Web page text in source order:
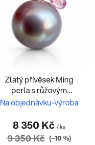
Zlatý přívěsek Ming
perla s růžovým
Safírerm
Na objednávku-výroba
8 350 Kč / ks
9 350 Kč (–10 %)